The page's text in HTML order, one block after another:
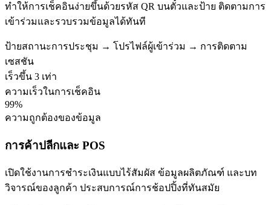
ทำให้การเช็คอินง่ายขึ้นด้วยรหัส QR บนตั๋วและป้าย ติดตามการ
เข้าร่วมและรวบรวมข้อมูลได้ทันที
ป้ายสถานะการประชุม → โปรไฟล์ผู้เข้าร่วม → การติดตาม
เซสชัน
เร็วขึ้น 3 เท่า
ความเร็วในการเช็คอิน
99%
ความถูกต้องของข้อมูล
การค้าปลีกและ POS
เปิดใช้งานการชำระเงินแบบไร้สัมผัส ข้อมูลผลิตภัณฑ์ และบท
วิจารณ์ของลูกค้า ประสบการณ์การช้อปปิ้งที่ทันสมัย